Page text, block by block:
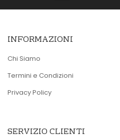
INFORMAZIONI
Chi Siamo
Termini e Condizioni
Privacy Policy
SERVIZIO CLIENTI